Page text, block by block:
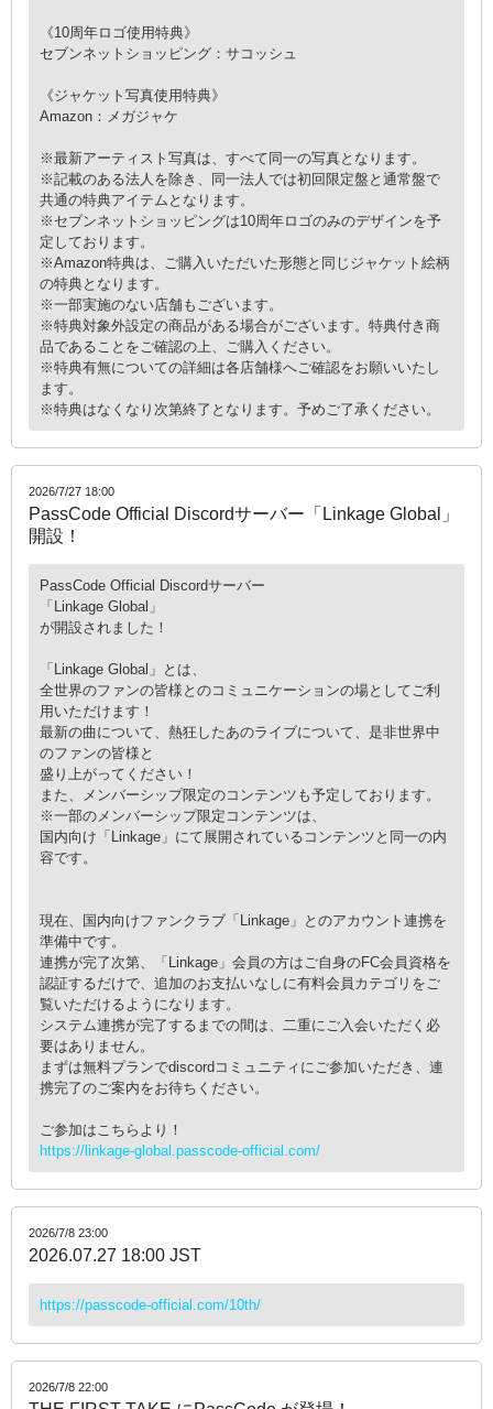
《10周年ロゴ使用特典》
セブンネットショッピング：サコッシュ
《ジャケット写真使用特典》
Amazon：メガジャケ
※最新アーティスト写真は、すべて同一の写真となります。
※記載のある法人を除き、同一法人では初回限定盤と通常盤で
共通の特典アイテムとなります。
※セブンネットショッピングは10周年ロゴのみのデザインを予
定しております。
※Amazon特典は、ご購入いただいた形態と同じジャケット絵柄
の特典となります。
※一部実施のない店舗もございます。
※特典対象外設定の商品がある場合がございます。特典付き商
品であることをご確認の上、ご購入ください。
※特典有無についての詳細は各店舗様へご確認をお願いいたし
ます。
※特典はなくなり次第終了となります。予めご了承ください。
2026/7/27 18:00
PassCode Official Discordサーバー「Linkage Global」
開設！
PassCode Official Discordサーバー
「Linkage Global」
が開設されました！
「Linkage Global」とは、
全世界のファンの皆様とのコミュニケーションの場としてご利
用いただけます！
最新の曲について、熱狂したあのライブについて、是非世界中
のファンの皆様と
盛り上がってください！
また、メンバーシップ限定のコンテンツも予定しております。
※一部のメンバーシップ限定コンテンツは、
国内向け「Linkage」にて展開されているコンテンツと同一の内
容です。
現在、国内向けファンクラブ「Linkage」とのアカウント連携を
準備中です。
連携が完了次第、「Linkage」会員の方はご自身のFC会員資格を
認証するだけで、追加のお支払いなしに有料会員カテゴリをご
覧いただけるようになります。
システム連携が完了するまでの間は、二重にご入会いただく必
要はありません。
まずは無料プランでdiscordコミュニティにご参加いただき、連
携完了のご案内をお待ちください。
ご参加はこちらより！
https://linkage-global.passcode-official.com/
2026/7/8 23:00
2026.07.27 18:00 JST
https://passcode-official.com/10th/
2026/7/8 22:00